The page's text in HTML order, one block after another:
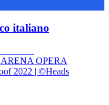
italiano
OPERA
2022 | ©Heads